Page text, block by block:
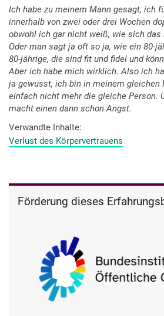
Ich habe zu meinem Mann gesagt, ich
innerhalb von zwei oder drei Wochen
obwohl ich gar nicht weiß, wie sich
Oder man sagt ja oft so ja, wie ein 80-
80-jährige, die sind fit und fidel und
Aber ich habe mich wirklich. Also ich
ja gewusst, ich bin in meinem gleichen
einfach nicht mehr die gleiche Person.
macht einen dann schon Angst.
Verwandte Inhalte
Verlust des Körpervertrauens
Förderung dieses